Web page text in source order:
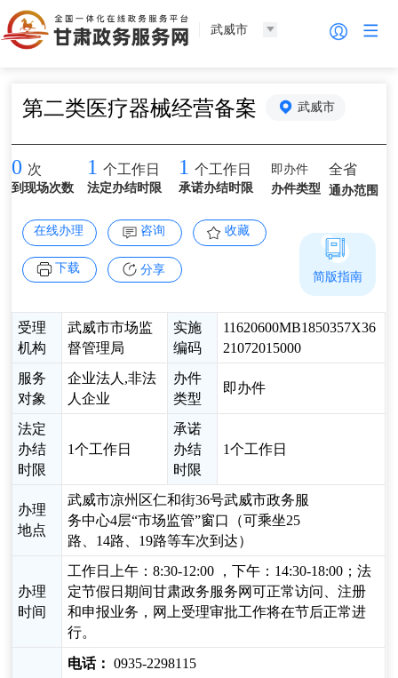
武威市
第二类医疗器械经营备案 武威市
0 次
到现场次数
1 个工作日
法定办结时限
1 个工作日
承诺办结时限
即办件
办件类型
全省
通办范围
在线办理 咨询 收藏
下载 分享
受理
机构
武威市市场监
督管理局
实施
编码
11620600MB1850357X36
21072015000
服务
对象
企业法人,非法
人企业
办件
类型
即办件
法定
办结
时限
1个工作日
承诺
办结
时限
1个工作日
办理
地点
武威市凉州区仁和街36号武威市政务服
务中心4层“市场监管”窗口（可乘坐25
路、14路、19路等车次到达）
办理
时间
工作日上午：8:30-12:00 ，下午：14:30-18:00；法
定节假日期间甘肃政务服务网可正常访问、注册
和申报业务，网上受理审批工作将在节后正常进
行。
电话： 0935-2298115
简版指南